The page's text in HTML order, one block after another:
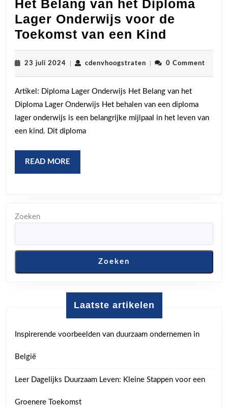
Het Belang van het Diploma
Lager Onderwijs voor de
Toekomst van een Kind
Belang
van
het
Diploma
Lager
23 juli 2024 cdenvhoogstratencdenvhoogstraten
0 Comment
Artikel: Diploma Lager Onderwijs Het Belang van het
Diploma Lager Onderwijs Het behalen van een diploma
lager onderwijs is een belangrijke mijlpaal in het leven van
een kind. Dit diploma
READ MORE
MORE
Zoeken
Zoeken
Laatste artikelen
Inspirerende voorbeelden van duurzaam ondernemen in
België
Leer Dagelijks Duurzaam Leven: Kleine Stappen voor een
Groenere Toekomst